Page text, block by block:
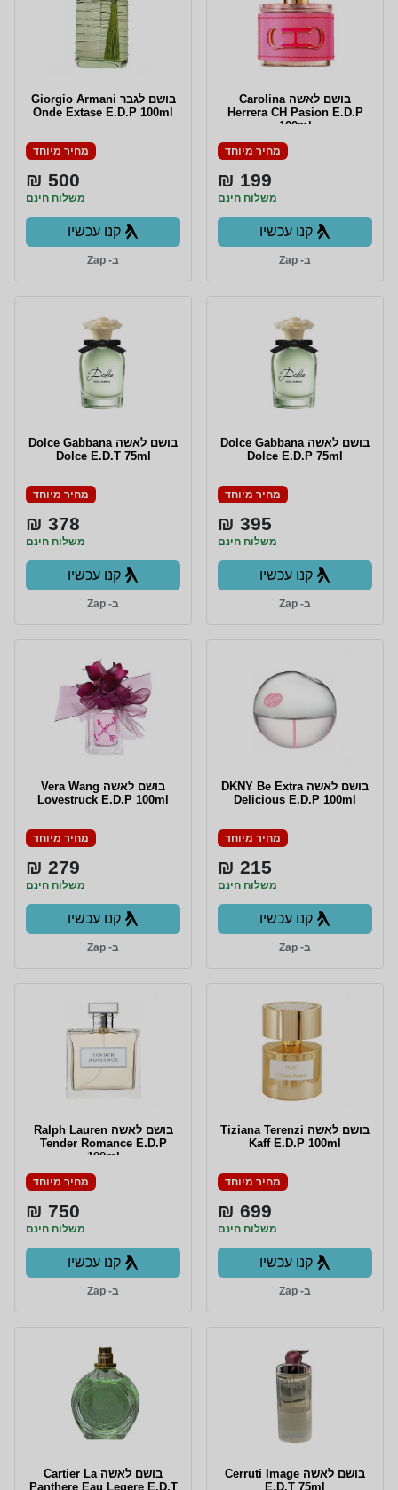
בושם לאשה Carolina
Herrera CH Pasion E.D.P
100ml
מחיר מיוחד
199 ₪
משלוח חינם
קנו עכשיו
ב- Zap
בושם לגבר Giorgio Armani
Onde Extase E.D.P 100ml
מחיר מיוחד
500 ₪
משלוח חינם
קנו עכשיו
ב- Zap
בושם לאשה Dolce Gabbana
Dolce E.D.P 75ml
מחיר מיוחד
395 ₪
משלוח חינם
קנו עכשיו
ב- Zap
בושם לאשה Dolce Gabbana
Dolce E.D.T 75ml
מחיר מיוחד
378 ₪
משלוח חינם
קנו עכשיו
ב- Zap
בושם לאשה DKNY Be Extra
Delicious E.D.P 100ml
מחיר מיוחד
215 ₪
משלוח חינם
קנו עכשיו
ב- Zap
בושם לאשה Vera Wang
Lovestruck E.D.P 100ml
מחיר מיוחד
279 ₪
משלוח חינם
קנו עכשיו
ב- Zap
בושם לאשה Tiziana Terenzi
Kaff E.D.P 100ml
מחיר מיוחד
699 ₪
משלוח חינם
קנו עכשיו
ב- Zap
בושם לאשה Ralph Lauren
Tender Romance E.D.P
100ml
מחיר מיוחד
750 ₪
משלוח חינם
קנו עכשיו
ב- Zap
בושם לאשה Cerruti Image
E.D.T 75ml
בושם לאשה Cartier La
Panthere Eau Legere E.D.T